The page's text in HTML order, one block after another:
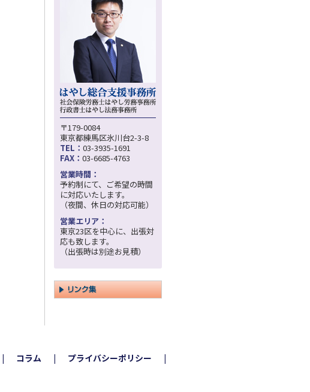
〒179-0084
東京都練馬区氷川台2-3-8
TEL： 03-3935-1691
FAX： 03-6685-4763
営業時間：
予約制にて、ご希望の時間
に対応いたします。
（夜間、休日の対応可能）
営業エリア：
東京23区を中心に、出張対
応も致します。
（出張時は別途お見積）
コラム
プライバシーポリシー